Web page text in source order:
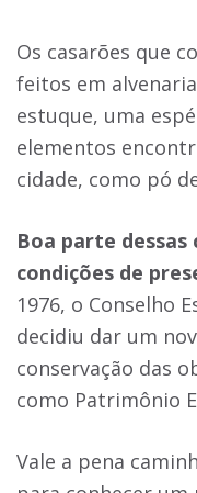
Os casarões que
feitos em
estuque, uma
elementos
cidade, como pó
Boa parte dessas
condições de
1976, o Conselho
decidiu dar um
conservação das
como Patrimônio
Vale a pena